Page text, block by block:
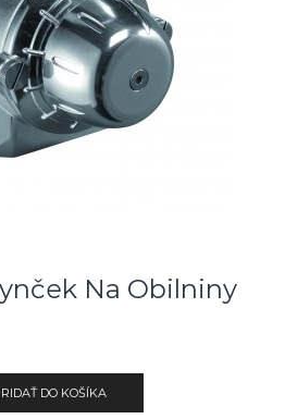
Na Obilniny
DO KOŠÍKA